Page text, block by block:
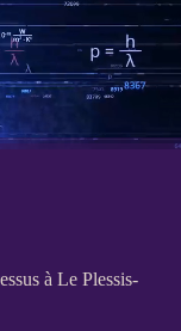
à Le Plessis-